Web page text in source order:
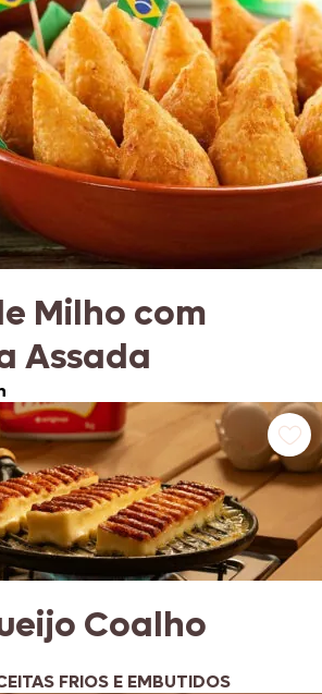
Milho com
Assada
Coalho
FRIOS E EMBUTIDOS